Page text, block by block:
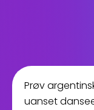
Prøv
uanset